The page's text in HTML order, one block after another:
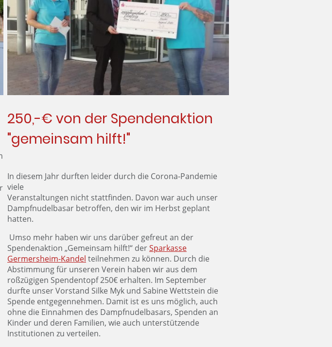
250,-€ von der Spendenaktion
"gemeinsam hilft!"
In diesem Jahr durften leider durch die Corona-Pandemie
viele
Veranstaltungen nicht stattfinden. Davon war auch unser
Dampfnudelbasar betroffen, den wir im Herbst geplant
hatten.
Umso mehr haben wir uns darüber gefreut an der
Spendenaktion „Gemeinsam hilft!“ derSparkasse
Germersheim-Kandel teilnehmen zu können. Durch die
Abstimmung für unseren Verein haben wir aus dem
roßzügigen Spendentopf 250€ erhalten. Im September
durfte unser Vorstand Silke Myk und Sabine Wettstein die
Spende entgegennehmen. Damit ist es uns möglich, auch
ohne die Einnahmen des Dampfnudelbasars, Spenden an
Kinder und deren Familien, wie auch unterstützende
Institutionen zu verteilen.